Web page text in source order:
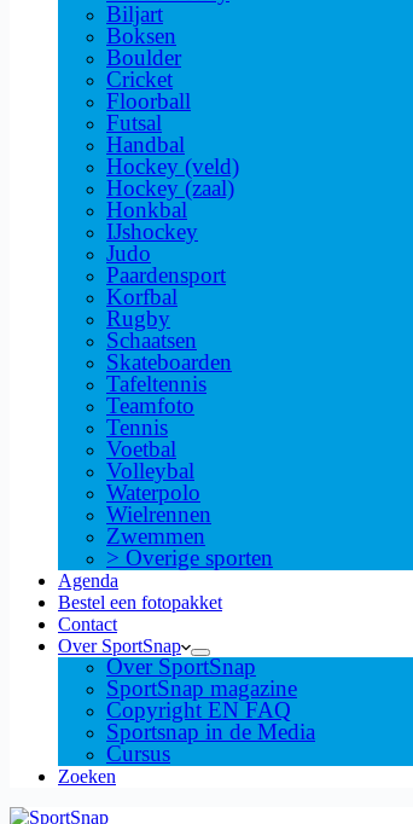
Biljart
Boksen
Boulder
Cricket
Floorball
Futsal
Handbal
Hockey (veld)
Hockey (zaal)
Honkbal
IJshockey
Judo
Paardensport
Korfbal
Rugby
Schaatsen
Skateboarden
Tafeltennis
Teamfoto
Tennis
Voetbal
Volleybal
Waterpolo
Wielrennen
Zwemmen
> Overige sporten
Agenda
Bestel een fotopakket
Contact
Over SportSnap
Over SportSnap
SportSnap magazine
Copyright EN FAQ
Sportsnap in de Media
Cursus
Zoeken